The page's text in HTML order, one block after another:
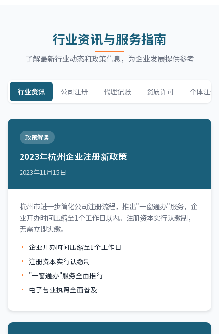
行业资讯与服务指南
了解最新行业动态和政策信息，为企业发展提供参考
行业资讯 公司注册 代理记账 资质许可 个体注册
政策解读
2023年杭州企业注册新政策
2023年11月15日
杭州市进一步简化公司注册流程，推出"一窗通办"服务，企
业开办时间压缩至1个工作日以内。注册资本实行认缴制，
无需立即实缴。
企业开办时间压缩至1个工作日
注册资本实行认缴制
"一窗通办"服务全面推行
电子营业执照全面普及